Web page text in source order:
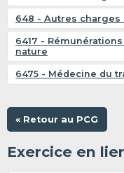
648 - Autres charges
6417 -
nature
6475 - Médecine du
« Retour au PCG
Exercice en